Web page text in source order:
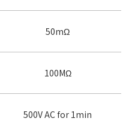
50mΩ
100MΩ
500V AC for 1min